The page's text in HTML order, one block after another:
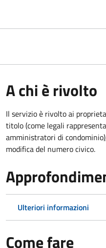
A chi è rivolto
Il servizio è rivolto ai
titolo (come legali
amministratori di
modifica del numero civico.
Ulteriori informazioni
Come fare